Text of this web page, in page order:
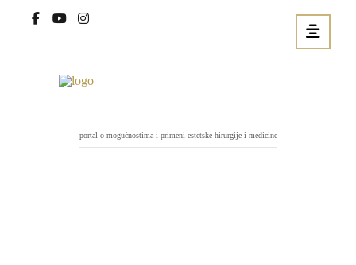
portal o mogućnostima i primeni estetske hirurgije i medicine